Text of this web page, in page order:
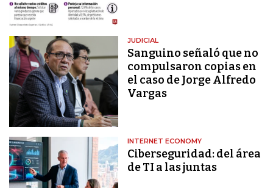
JUDICIAL
Sanguino señaló que no
compulsaron copias en
el caso de Jorge Alfredo
Vargas
INTERNET ECONOMY
Ciberseguridad: del área
de TI a las juntas